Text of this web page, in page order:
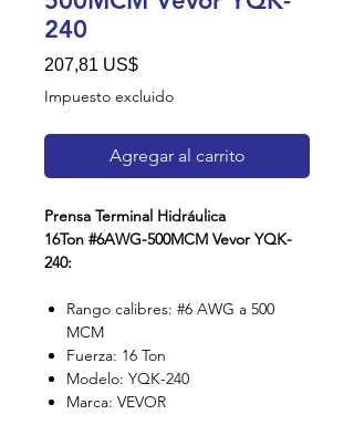
240
207,81 US$Precio
Impuesto excluido
Agregar al carrito
Prensa Terminal Hidráulica
16Ton #6AWG-500MCM Vevor YQK-
240:
Rango calibres: #6 AWG a 500
MCM
Fuerza: 16 Ton
Modelo: YQK-240
Marca: VEVOR